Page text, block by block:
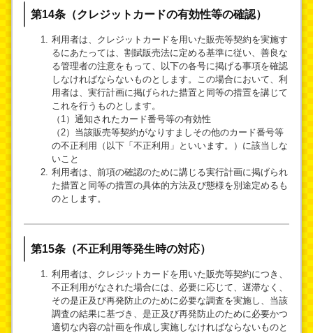
第14条（クレジットカードの有効性等の確認）
利用者は、クレジットカードを用いた販売等契約を実施す
るにあたっては、割賦販売法に定める基準に従い、善良な
る管理者の注意をもって、以下の各号に掲げる事項を確認
しなければならないものとします。この場合において、利
用者は、実行計画に掲げられた措置と同等の措置を講じて
これを行うものとします。
（1）通知されたカード番号等の有効性
（2）当該販売等契約がなりすましその他のカード番号等
の不正利用（以下「不正利用」といいます。）に該当しな
いこと
利用者は、前項の確認のために講じる実行計画に掲げられ
た措置と同等の措置の具体的方法及び態様を別途定めるも
のとします。
第15条（不正利用等発生時の対応）
利用者は、クレジットカードを用いた販売等契約につき、
不正利用がなされた場合には、必要に応じて、遅滞なく、
その是正及び再発防止のために必要な調査を実施し、当該
調査の結果に基づき、是正及び再発防止のために必要かつ
適切な内容の計画を作成し実施しなければならないものと